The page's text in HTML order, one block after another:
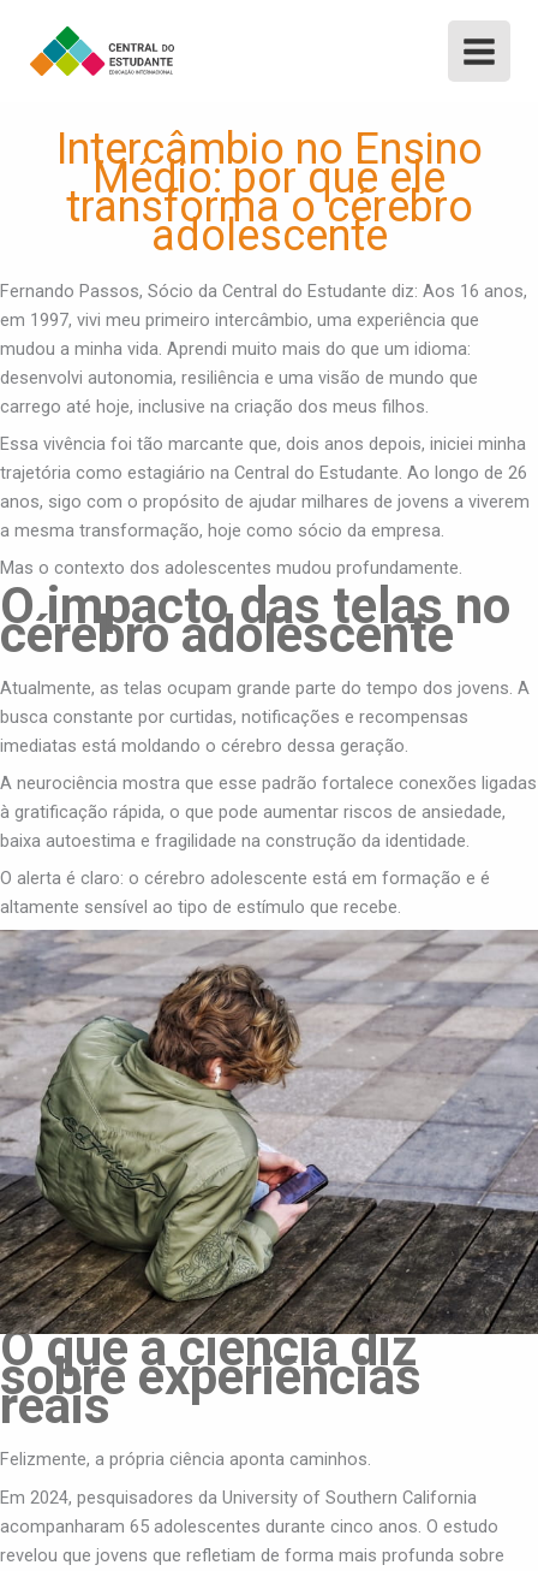
Main
Intercâmbio no Ensino
Médio: por que ele
transforma o cérebro
adolescente
Fernando Passos, Sócio da Central do Estudante diz: Aos 16 anos,
em 1997, vivi meu primeiro intercâmbio, uma experiência que
mudou a minha vida. Aprendi muito mais do que um idioma:
desenvolvi autonomia, resiliência e uma visão de mundo que
carrego até hoje, inclusive na criação dos meus filhos.
Essa vivência foi tão marcante que, dois anos depois, iniciei minha
trajetória como estagiário na Central do Estudante. Ao longo de 26
anos, sigo com o propósito de ajudar milhares de jovens a viverem
a mesma transformação, hoje como sócio da empresa.
Mas o contexto dos adolescentes mudou profundamente.
O impacto das telas no
cérebro adolescente
Atualmente, as telas ocupam grande parte do tempo dos jovens. A
busca constante por curtidas, notificações e recompensas
imediatas está moldando o cérebro dessa geração.
A neurociência mostra que esse padrão fortalece conexões ligadas
à gratificação rápida, o que pode aumentar riscos de ansiedade,
baixa autoestima e fragilidade na construção da identidade.
O alerta é claro: o cérebro adolescente está em formação e é
altamente sensível ao tipo de estímulo que recebe.
O que a ciência diz
sobre experiências
reais
Felizmente, a própria ciência aponta caminhos.
Em 2024, pesquisadores da University of Southern California
acompanharam 65 adolescentes durante cinco anos. O estudo
revelou que jovens que refletiam de forma mais profunda sobre